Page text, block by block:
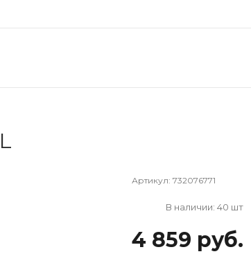
Артикул: 732076771
В наличии: 40 шт
4 859 руб.